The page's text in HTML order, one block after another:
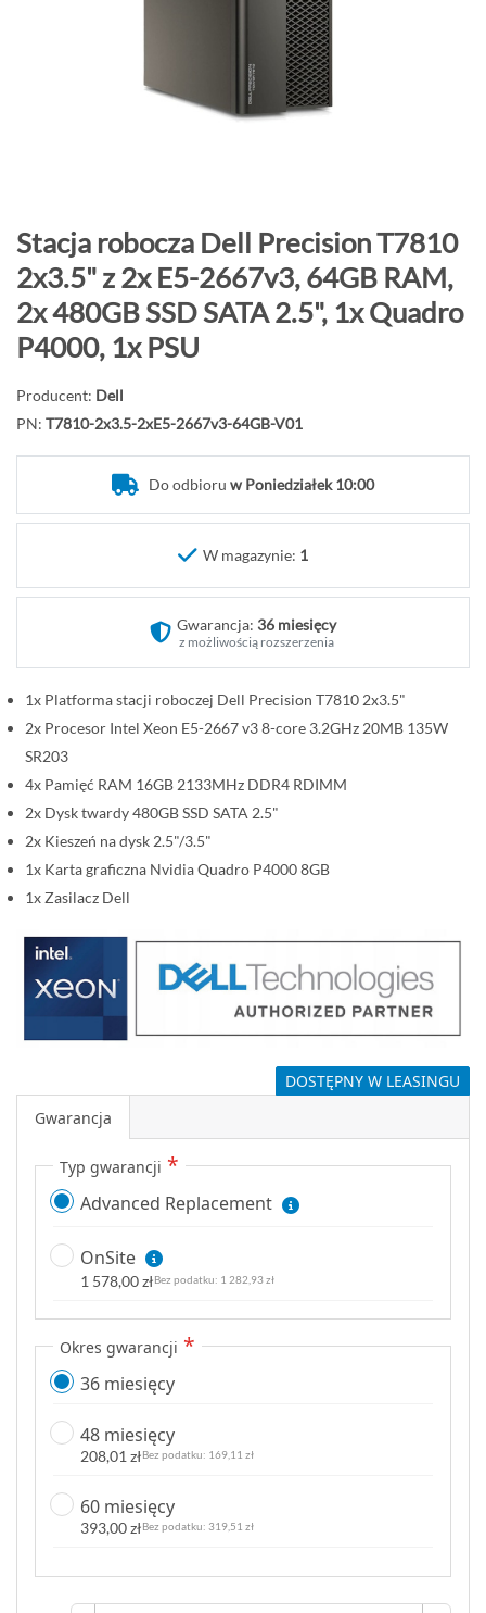
e
r
i
i
P
r
z
e
j
ź
n
c
t
Stacja robocza Dell Precision T7810
2x3.5" z 2x E5-2667v3, 64GB RAM,
2x 480GB SSD SATA 2.5", 1x Quadro
P4000, 1x PSU
Producent: Dell
PN: T7810-2x3.5-2xE5-2667v3-64GB-V01
Do odbioru w Poniedziałek 10:00
W magazynie: 1
Gwarancja: 36 miesięcy
z możliwością rozszerzenia
1x Platforma stacji roboczej Dell Precision T7810 2x3.5"
2x Procesor Intel Xeon E5-2667 v3 8-core 3.2GHz 20MB 135W
SR203
4x Pamięć RAM 16GB 2133MHz DDR4 RDIMM
2x Dysk twardy 480GB SSD SATA 2.5"
2x Kieszeń na dysk 2.5"/3.5"
1x Karta graficzna Nvidia Quadro P4000 8GB
1x Zasilacz Dell
DOSTĘPNY W LEASINGU
Gwarancja
Typ gwarancji
Advanced Replacement
OnSite
1 578,00 zł 1 282,93 zł
Okres gwarancji
36 miesięcy
48 miesięcy
208,01 zł 169,11 zł
60 miesięcy
393,00 zł 319,51 zł